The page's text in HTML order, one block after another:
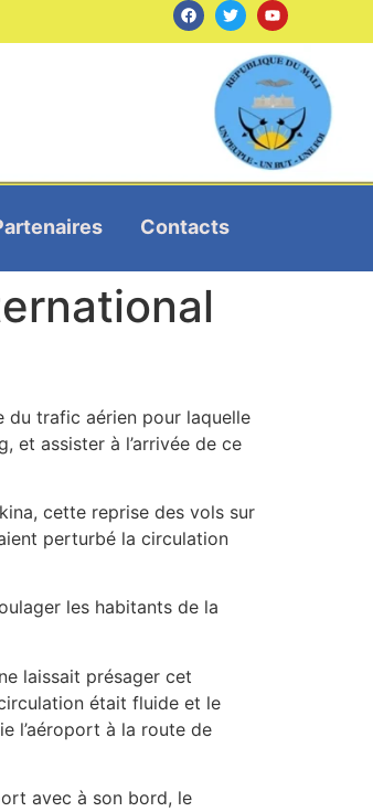
Contacts
du trafic aérien pour laquelle
et assister à l’arrivée de ce
cette reprise des vols sur
perturbé la circulation
les habitants de la
laissait présager cet
était fluide et le
l’aéroport à la route de
avec à son bord, le